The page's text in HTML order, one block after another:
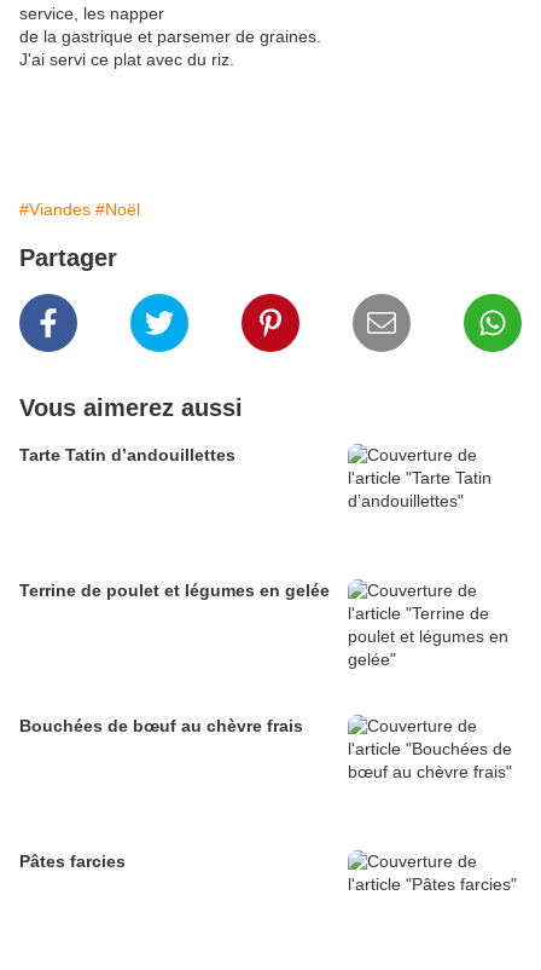
service, les napper
de la gastrique et parsemer de graines.
J'ai servi ce plat avec du riz.
#Viandes #Noël
Partager
Vous aimerez aussi
Tarte Tatin d’andouillettes
Terrine de poulet et légumes en gelée
Bouchées de bœuf au chèvre frais
Pâtes farcies